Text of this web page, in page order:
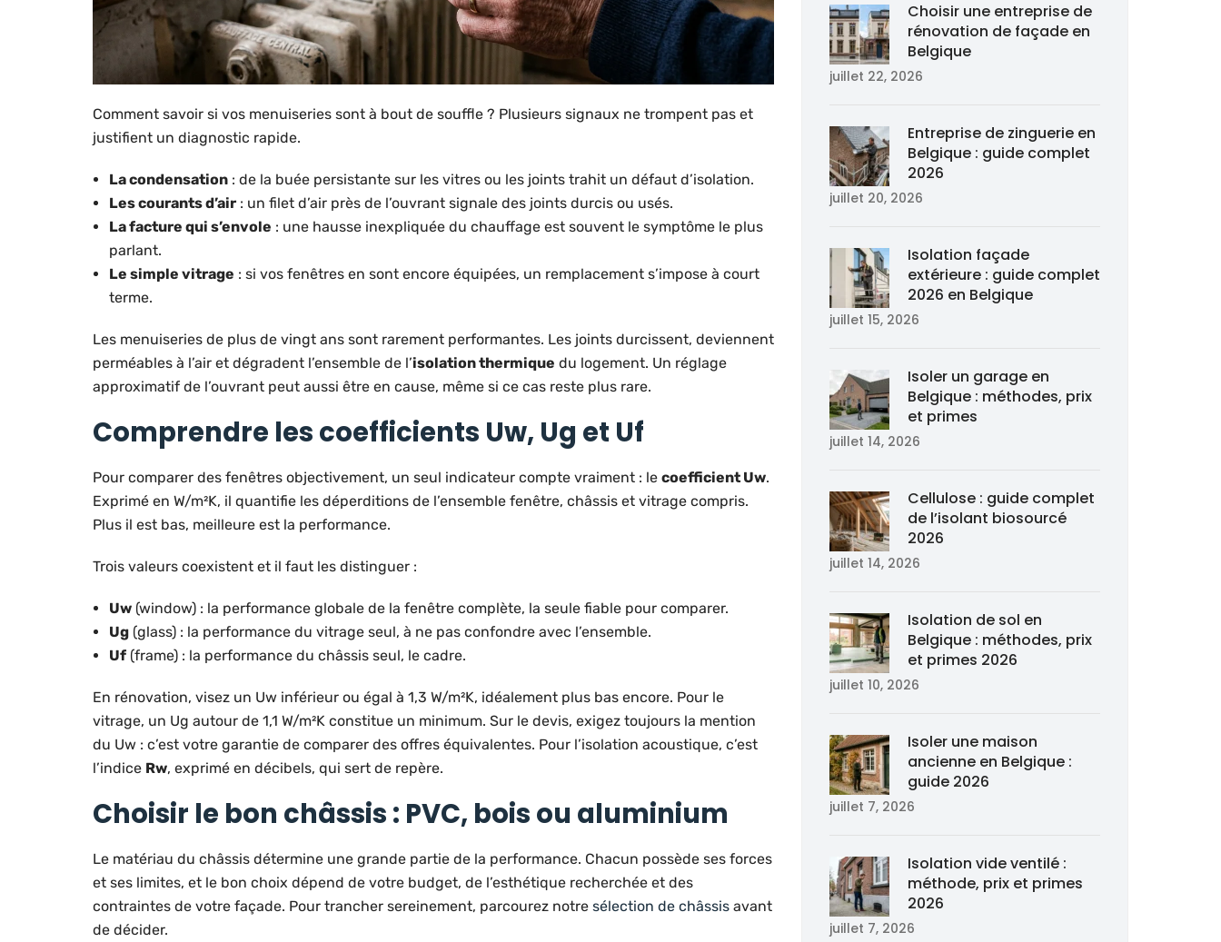
Comment savoir si vos menuiseries sont à bout de souffle ? Plusieurs signaux ne trompent pas et
justifient un diagnostic rapide.
La condensation : de la buée persistante sur les vitres ou les joints trahit un défaut d’isolation.
Les courants d’air : un filet d’air près de l’ouvrant signale des joints durcis ou usés.
La facture qui s’envole : une hausse inexpliquée du chauffage est souvent le symptôme le plus
parlant.
Le simple vitrage : si vos fenêtres en sont encore équipées, un remplacement s’impose à court
terme.
Les menuiseries de plus de vingt ans sont rarement performantes. Les joints durcissent, deviennent
perméables à l’air et dégradent l’ensemble de l’isolation thermique du logement. Un réglage
approximatif de l’ouvrant peut aussi être en cause, même si ce cas reste plus rare.
Comprendre les coefficients Uw, Ug et Uf
Pour comparer des fenêtres objectivement, un seul indicateur compte vraiment : le coefficient Uw.
Exprimé en W/m²K, il quantifie les déperditions de l’ensemble fenêtre, châssis et vitrage compris.
Plus il est bas, meilleure est la performance.
Trois valeurs coexistent et il faut les distinguer :
Uw (window) : la performance globale de la fenêtre complète, la seule fiable pour comparer.
Ug (glass) : la performance du vitrage seul, à ne pas confondre avec l’ensemble.
Uf (frame) : la performance du châssis seul, le cadre.
En rénovation, visez un Uw inférieur ou égal à 1,3 W/m²K, idéalement plus bas encore. Pour le
vitrage, un Ug autour de 1,1 W/m²K constitue un minimum. Sur le devis, exigez toujours la mention
du Uw : c’est votre garantie de comparer des offres équivalentes. Pour l’isolation acoustique, c’est
l’indice Rw, exprimé en décibels, qui sert de repère.
Choisir le bon châssis : PVC, bois ou aluminium
Le matériau du châssis détermine une grande partie de la performance. Chacun possède ses forces
et ses limites, et le bon choix dépend de votre budget, de l’esthétique recherchée et des
contraintes de votre façade. Pour trancher sereinement, parcourez notre sélection de châssis avant
de décider.
Choisir une entreprise de
rénovation de façade en
Belgique
juillet 22, 2026
Entreprise de zinguerie en
Belgique : guide complet
2026
juillet 20, 2026
Isolation façade
extérieure : guide complet
2026 en Belgique
juillet 15, 2026
Isoler un garage en
Belgique : méthodes, prix
et primes
juillet 14, 2026
Cellulose : guide complet
de l’isolant biosourcé
2026
juillet 14, 2026
Isolation de sol en
Belgique : méthodes, prix
et primes 2026
juillet 10, 2026
Isoler une maison
ancienne en Belgique :
guide 2026
juillet 7, 2026
Isolation vide ventilé :
méthode, prix et primes
2026
juillet 7, 2026